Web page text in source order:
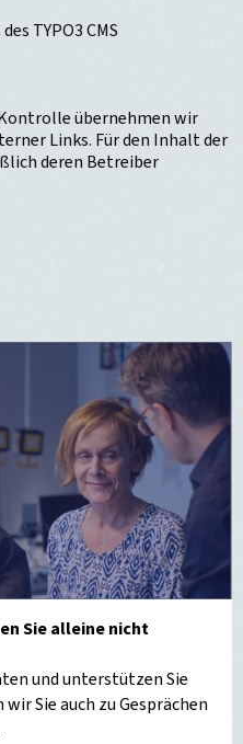
TYPO3 CMS
übernehmen wir
Links. Für den Inhalt der
deren Betreiber
Sie alleine nicht
und unterstützen Sie
Sie auch zu Gesprächen